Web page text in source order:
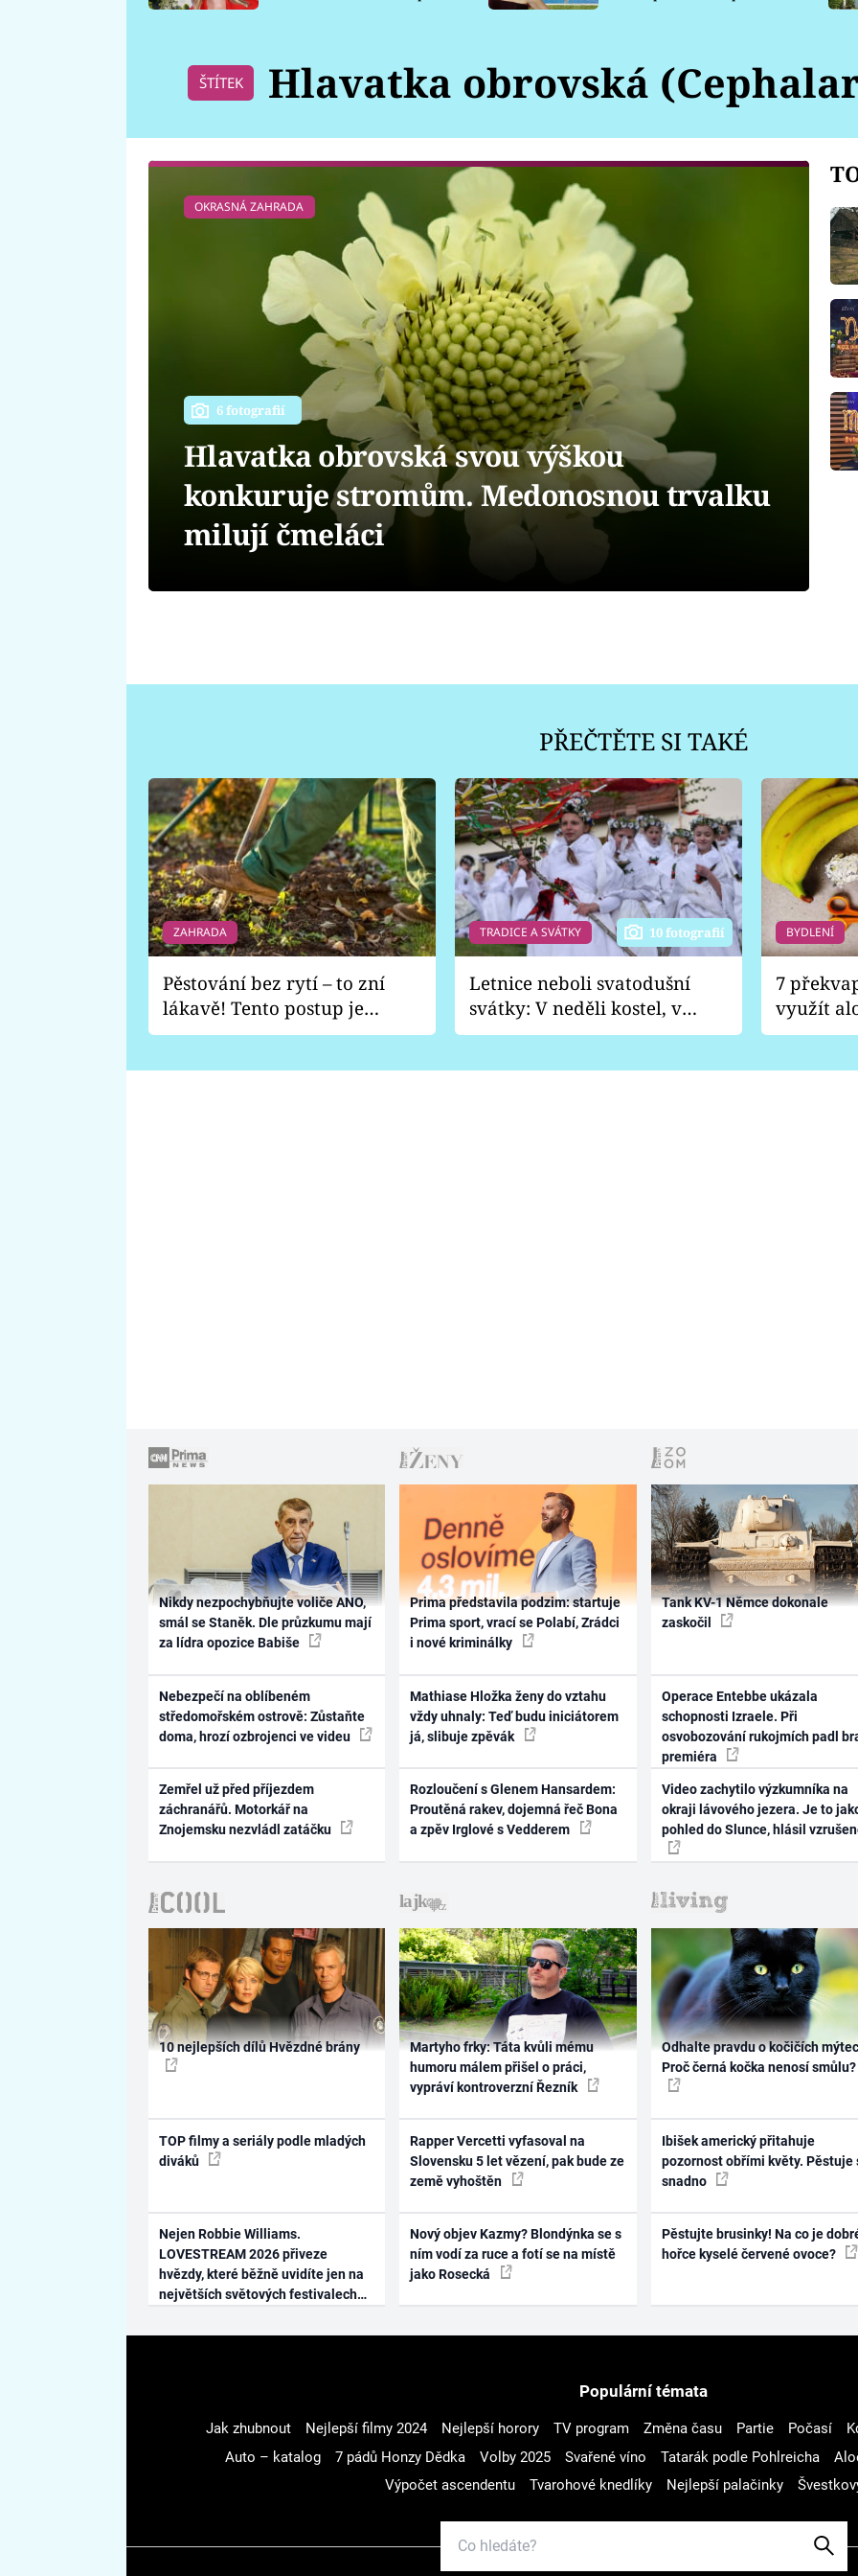
ŠTÍTEK Hlavatka obrovská
OKRASNÁ ZAHRADA
6 fotografií
Hlavatka obrovská svou výškou
konkuruje stromům. Medonosnou trvalku
milují čmeláci
PŘEČTĚTE SI TAKÉ
ZAHRADA
Pěstování bez rytí – to zní
lákavě! Tento postup je
vhodný jen pro některé
TRADICE A SVÁTKY 10 fotografií
Letnice neboli svatodušní
svátky: V neděli kostel, v
pondělí zábava
BYDLENÍ
7
využít
Nikdy nezpochybňujte voliče ANO,
smál se Staněk. Dle průzkumu mají
za lídra opozice Babiše
Nebezpečí na oblíbeném
středomořském ostrově: Zůstaňte
doma, hrozí ozbrojenci ve videu
Zemřel už před příjezdem
záchranářů. Motorkář na
Znojemsku nezvládl zatáčku
Prima představila podzim: startuje
Prima sport, vrací se Polabí, Zrádci
i nové kriminálky
Mathiase Hložka ženy do vztahu
vždy uhnaly: Teď budu iniciátorem
já, slibuje zpěvák
Rozloučení s Glenem Hansardem:
Proutěná rakev, dojemná řeč Bona
a zpěv Irglové s Vedderem
Tank KV-1 Němce dokonale
zaskočil
Operace Entebbe ukázala
schopnosti Izraele. Při
osvobozování rukojmích padl
premiéra
Video zachytilo výzkumníka na
okraji lávového jezera. Je to
pohled do Slunce, hlásil
10 nejlepších dílů Hvězdné brány
TOP filmy a seriály podle mladých
diváků
Nejen Robbie Williams.
LOVESTREAM 2026 přiveze
hvězdy, které běžně uvidíte jen na
největších světových festivalech
Martyho frky: Táta kvůli mému
humoru málem přišel o práci,
vypráví kontroverzní Řezník
Rapper Vercetti vyfasoval na
Slovensku 5 let vězení, pak bude ze
země vyhoštěn
Nový objev Kazmy? Blondýnka se s
ním vodí za ruce a fotí se na místě
jako Rosecká
Odhalte pravdu o kočičích
Proč černá kočka nenosí smůlu?
Ibišek americký přitahuje
pozornost obřími květy. Pěstuje
snadno
Pěstujte brusinky! Na co je
hořce kyselé červené ovoce?
Populární témata
Jak zhubnout Nejlepší filmy 2024 Nejlepší horory TV program Změna času Partie Počasí
Auto – katalog
7 pádů Honzy Dědka Volby 2025 Svařené víno Tatarák podle Pohlreicha
Výpočet ascendentu
Tvarohové knedlíky Nejlepší palačinky